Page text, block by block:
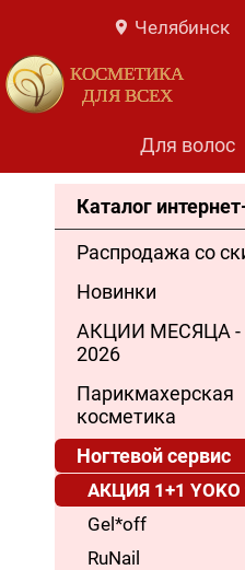
Челябинск
КОСМЕТИКА
ДЛЯ ВСЕХ
Для волос
Каталог
Распродажа со
Новинки
АКЦИИ МЕСЯЦА
2026
Парикмахерская
косметика
Ногтевой сервис
АКЦИЯ 1+1
Gel*off
RuNail